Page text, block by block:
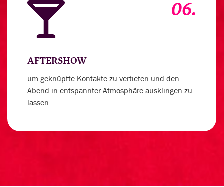
06.
AFTERSHOW
um geknüpfte Kontakte zu vertiefen und den
Abend in entspannter Atmosphäre ausklingen zu
lassen